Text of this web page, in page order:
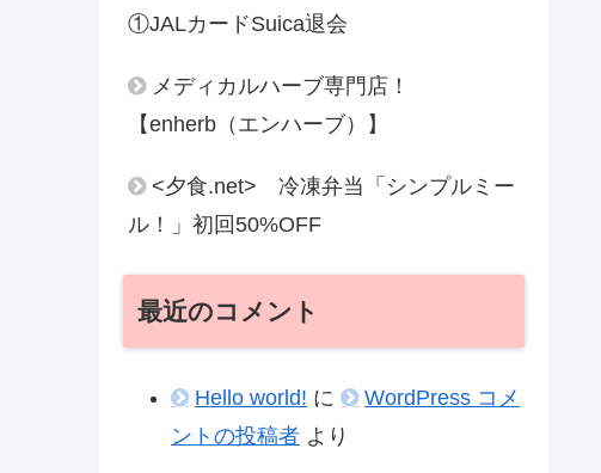
①JALカードSuica退会
メディカルハーブ専門店！
【enherb（エンハーブ）】
<夕食.net> 冷凍弁当「シンプルミー
ル！」初回50%OFF
最近のコメント
Hello world! に
WordPress コメ
ントの投稿者 より